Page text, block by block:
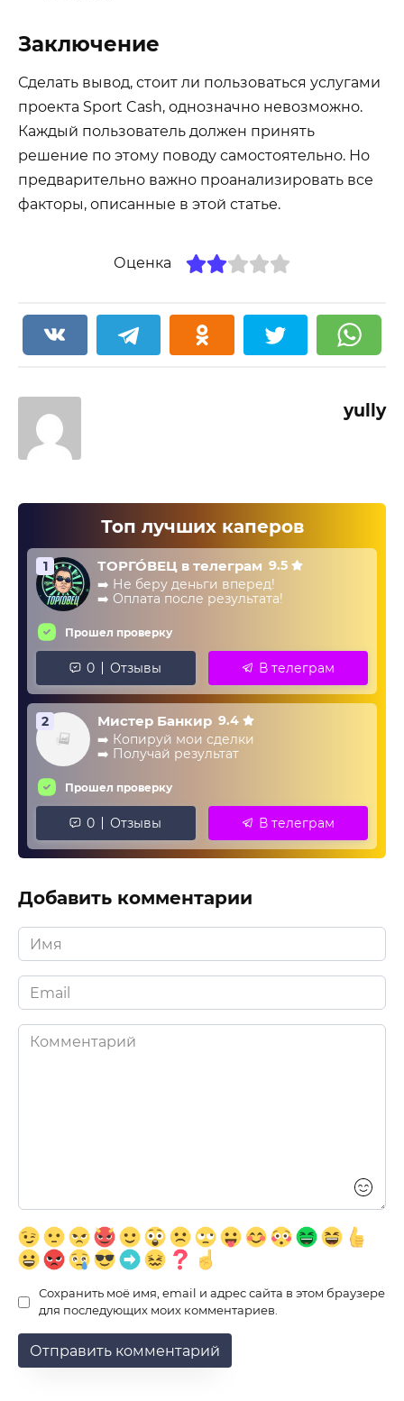
Заключение
Сделать вывод, стоит ли пользоваться услугами
проекта Sport Cash, однозначно невозможно.
Каждый пользователь должен принять
решение по этому поводу самостоятельно. Но
предварительно важно проанализировать все
факторы, описанные в этой статье.
Оценка
yully
Топ лучших каперов
1 ТОРГО́ВЕЦ в телеграм 9.5
➡️ Не беру деньги вперед!
➡️ Оплата после результата!
Прошел проверку
0 Отзывы В телеграм
2 Мистер Банкир 9.4
➡️ Копируй мои сделки
➡️ Получай результат
Прошел проверку
0 Отзывы В телеграм
Добавить комментарии
Имя
*
Email
*
Комментарий
Сохранить моё имя, email и адрес сайта в этом браузере
для последующих моих комментариев.